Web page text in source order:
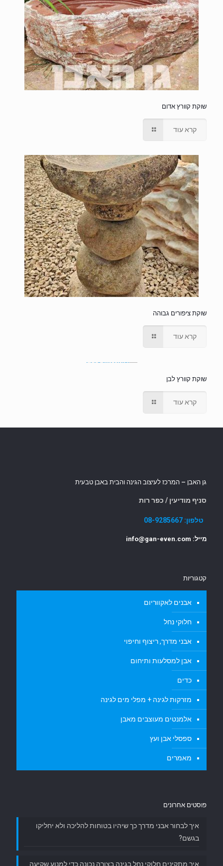
שוקת קוורץ אדום
קרא עוד
שוקת ציפורים גבוהה
קרא עוד
שוקת קוורץ לבן
קרא עוד
גן האבן – המרכז לעיצוב הגינה והבית באבן טבעית
סניף מודיעין / כפר רות
טלפון: 08-9285667
מייל: info@gan-even.com
קטגוריות
אבנים לאקווריום
חלוקי נחל
אבני מדרך, ריצוף וחיפוי
אבן למסלעות ותיחום
כדים
מזרקות לגינה + מפלי מים לגינה
אלמנטים מעוצבים מאבן
ספסלי אבן ועץ
מאמרים
פוסטים אחרונים
איך לבחור אבני מדרך כך שיהיו בטוחות להליכה ולא יחליקו
בגשם?
איך מתקינים חלוקי נחל בגינה בצורה נכונה כדי למנוע שקיעה